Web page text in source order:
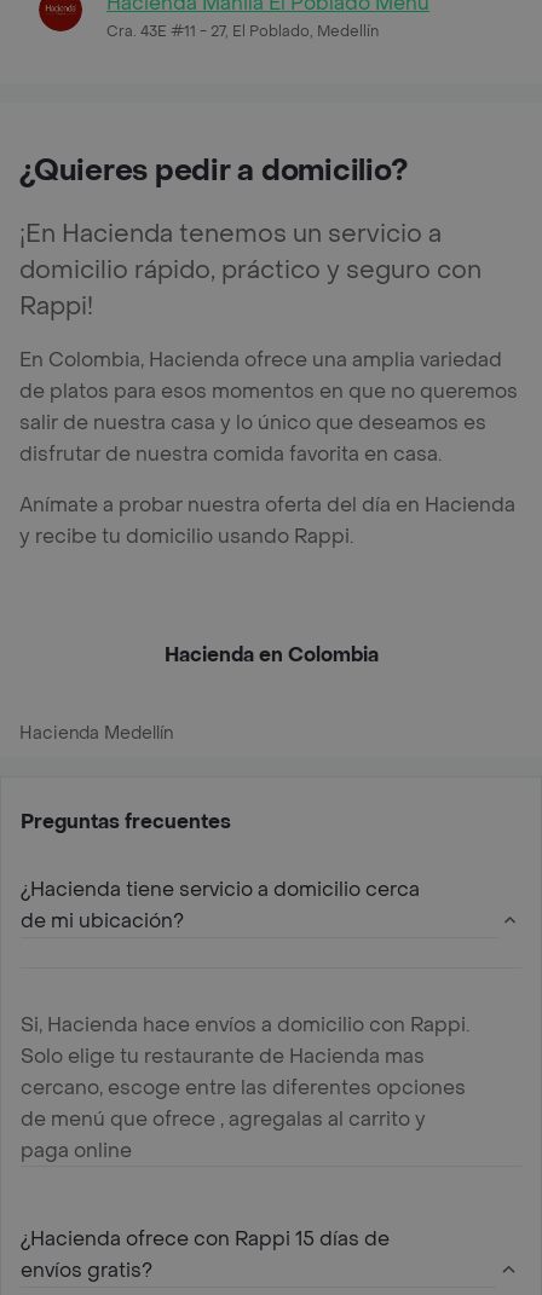
Cra. 43E #11 - 27, El Poblado, Medellín
¿Quieres pedir a domicilio?
¡En Hacienda tenemos un servicio a
domicilio rápido, práctico y seguro con
Rappi!
En Colombia, Hacienda ofrece una amplia variedad
de platos para esos momentos en que no queremos
salir de nuestra casa y lo único que deseamos es
disfrutar de nuestra comida favorita en casa.
Anímate a probar nuestra oferta del día en Hacienda
y recibe tu domicilio usando Rappi.
Hacienda en Colombia
Hacienda Medellín
Preguntas frecuentes
¿Hacienda tiene servicio a domicilio cerca
de mi ubicación?
Si, Hacienda hace envíos a domicilio con Rappi.
Solo elige tu restaurante de Hacienda mas
cercano, escoge entre las diferentes opciones
de menú que ofrece , agregalas al carrito y
paga online
¿Hacienda ofrece con Rappi 15 días de
envíos gratis?